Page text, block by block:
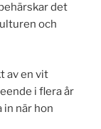
det
och
av en vit
i flera år
när hon